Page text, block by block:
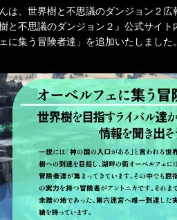
は、世界樹と不思議のダンジョン２広
と不思議のダンジョン２ 』公式サイ
に集う冒険者達 」を追加いたしました。